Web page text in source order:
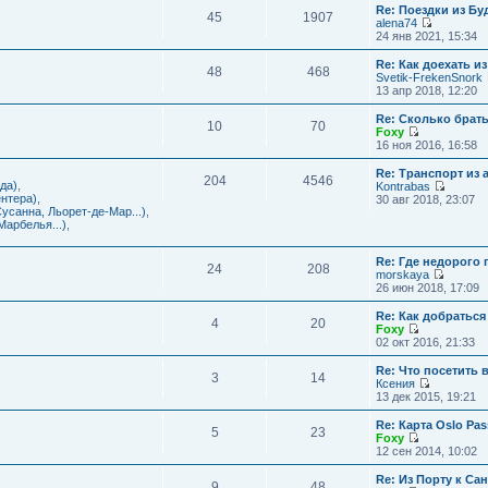
ю
о
б
щ
е
н
и
ю
е
м
у
с
о
о
б
щ
е
и
ю
л
д
н
е
м
у
с
о
б
щ
е
н
и
к
п
о
л
е
д
н
е
у
с
о
о
б
и
ю
45 1907
Re: Поездки из
alena74
П
е
р
е
й
т
к
п
о
л
е
д
с
о
о
щ
н
и
ю
24 янв 2021, 15:34
48 468
Re: Как доехать
Svetik-FrekenSnork
13 апр 2018, 12:20
10 70
Re: Сколько
Foxy
П
е
р
е
й
т
п
о
с
л
е
д
н
е
с
о
о
щ
н
и
ю
16 ноя 2016, 16:58
Льорет-де-Мар...)
204 4546
Re: Транспорт из
Kontrabas
П
й
т
п
о
л
е
д
е
с
о
о
щ
30 авг 2018, 23:07
24 208
Re: Где недорого
morskaya
П
е
р
е
й
т
к
п
о
л
д
н
е
26 июн 2018, 17:09
4 20
Re: Как
Foxy
П
е
р
е
й
т
к
п
о
л
02 окт 2016, 21:33
3 14
Re: Что посетить
Ксения
П
е
р
е
й
т
13 дек 2015, 19:21
5 23
Re: Карта Oslo
Foxy
П
е
р
12 сен 2014, 10:02
Re: Из Порту к